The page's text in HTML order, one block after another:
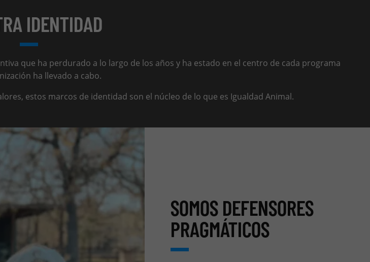
IDENTIDAD
que ha perdurado a lo largo de los años y ha estado en el centro de cada programa
ha llevado a cabo.
estos marcos de identidad son el núcleo de lo que es Igualdad Animal.
SOMOS DEFENSORES
PRAGMÁTICOS